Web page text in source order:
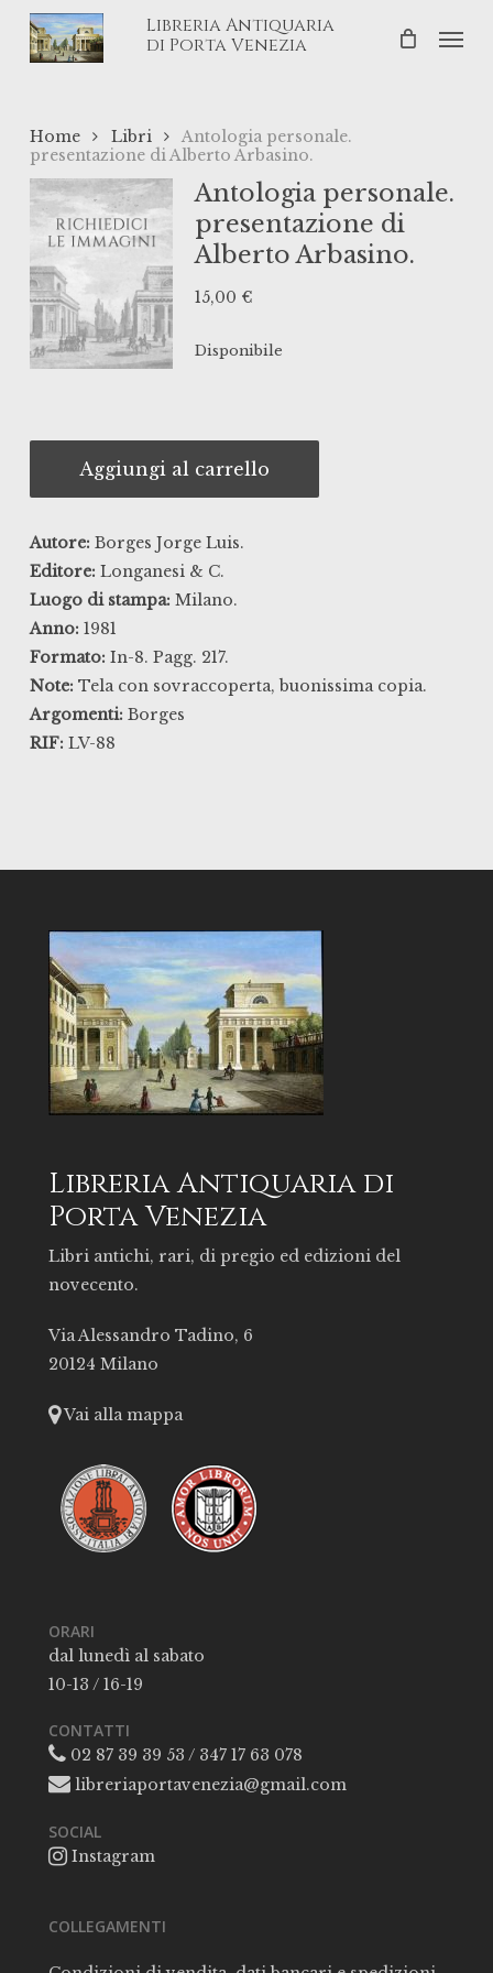
Skip
Libreria Antiquaria
di Porta Venezia
Home Libri
Antologia personale.
presentazione di Alberto Arbasino.
Antologia personale.
presentazione di
Alberto Arbasino.
15,00 €
Disponibile
Aggiungi al carrello
Autore: Borges Jorge Luis.
Editore: Longanesi & C.
Luogo di stampa: Milano.
Anno: 1981
Formato: In-8. Pagg. 217.
Note: Tela con sovraccoperta, buonissima copia.
Argomenti: Borges
RIF: LV-88
Libreria Antiquaria di
Porta Venezia
Libri antichi, rari, di pregio ed edizioni del
novecento.
Via Alessandro Tadino, 6
20124 Milano
Vai alla mappa
ORARI
dal lunedì al sabato
10-13 / 16-19
CONTATTI
02 87 39 39 53 / 347 17 63 078
libreriaportavenezia@gmail.com
SOCIAL
Instagram
COLLEGAMENTI